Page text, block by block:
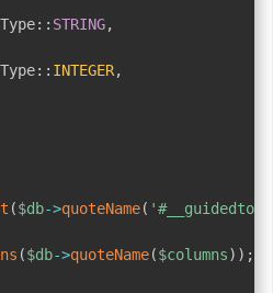
:: STRING,
:: INTEGER,
($db->quoteName(
($db->quoteName($columns) ) ;